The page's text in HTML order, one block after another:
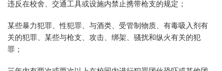
违反在校舍、交通工具或设施内禁止携带枪支的规定；
某些暴力犯罪、性犯罪、与酒类、受管制物质、有毒吸入剂有
关的犯罪、某些与枪支、攻击、绑架、骚扰和纵火有关的犯
罪；